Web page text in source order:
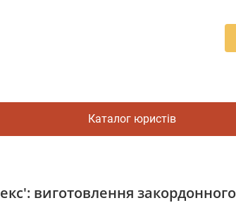
Каталог юристів
виготовлення закордонного